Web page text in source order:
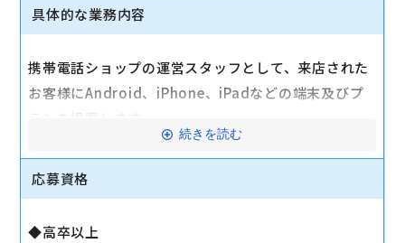
具体的な業務内容
携帯電話ショップの運営スタッフとして、来店された
お客様にAndroid、iPhone、iPadなどの端末及びプ
ランを提案します。
最初は緊張するかもしれませんが、「お客様のお役に
立ちたい」というお気持ちがあれば大丈夫です。
スタッフ一同で業務に慣れていただくまでじっくりサ
続きを読む
応募資格
◆高卒以上